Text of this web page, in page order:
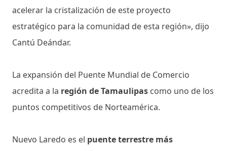
acelerar la cristalización de este proyecto
estratégico para la comunidad de esta región», dijo
Cantú Deándar.
La expansión del Puente Mundial de Comercio
acredita a la región de Tamaulipas como uno de los
puntos competitivos de Norteamérica.
Nuevo Laredo es el puente terrestre más